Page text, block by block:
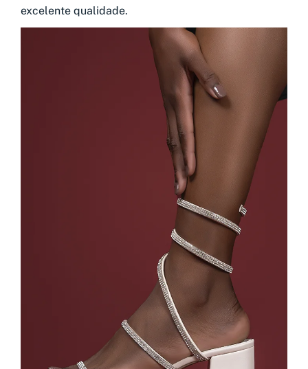
excelente qualidade.